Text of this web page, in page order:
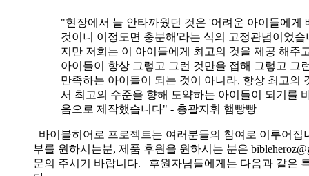
"현장에서 늘 안타까웠던 것은 '어려운 아이들에게
것이니 이정도면 충분해'라는 식의 고정관념이었습
지만 저희는 이 아이들에게 최고의 것을 제공 해주
아이들이 항상 그렇고 그런 것만을 접해 그렇고 그
만족하는 아이들이 되는 것이 아니라, 항상 최고의
서 최고의 수준을 향해 도약하는 아이들이 되기를
음으로 제작했습니다" - 총괄지휘 햄빵빵
바이블히어로 프로젝트는 여러분들의 참여로 이루어집
부를 원하시는분, 제품 후원을 원하시는 분은
문의 주시기 바랍니다. 후원자님들에게는 다음과 같은